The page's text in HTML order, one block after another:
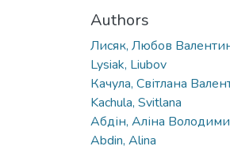
Authors
Лисяк, Любов
Lysiak, Liubov
Качула, Світлана
Kachula, Svitlana
Абдін, Аліна
Abdin, Alina